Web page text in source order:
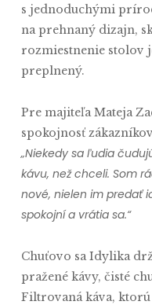
s jednoduchými
na prehnaný dizajn,
rozmiestnenie stolov
preplnený.
Pre majiteľa Mateja
spokojnosť
„Niekedy sa ľudia
kávu, než chceli. Som
nové, nielen im predať
spokojní a vrátia sa.“
Chuťovo sa Idylika
pražené kávy, čisté
Filtrovaná káva,